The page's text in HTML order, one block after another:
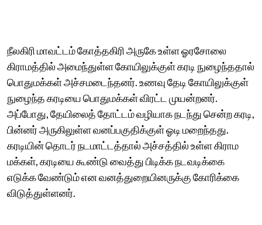
நீலகிரி மாவட்டம் கோத்தகிரி அருகே உள்ள ஓரசோலை
கிராமத்தில் அமைந்துள்ள கோயிலுக்குள் கரடி நுழைந்ததால்
பொதுமக்கள் அச்சமடைந்தனர். உணவு தேடி கோயிலுக்குள்
நுழைந்த கரடியை பொதுமக்கள் விரட்ட முயன்றனர்.
அப்போது, தேயிலைத் தோட்டம் வழியாக நடந்து சென்ற கரடி,
பின்னர் அருகிலுள்ள வனப்பகுதிக்குள் ஓடி மறைந்தது.
கரடியின் தொடர் நடமாட்டத்தால் அச்சத்தில் உள்ள கிராம
மக்கள், கரடியை கூண்டு வைத்து பிடிக்க நடவடிக்கை
எடுக்க வேண்டும் என வனத்துறையினருக்கு கோரிக்கை
விடுத்துள்ளனர்.